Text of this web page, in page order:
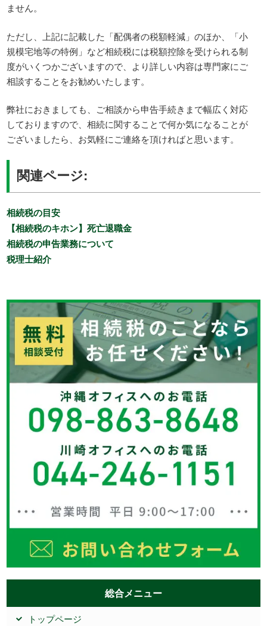
ません。
ただし、上記に記載した「配偶者の税額軽減」のほか、「小
規模宅地等の特例」など相続税には税額控除を受けられる制
度がいくつかございますので、より詳しい内容は専門家にご
相談することをお勧めいたします。
弊社におきましても、ご相談から申告手続きまで幅広く対応
しておりますので、相続に関することで何か気になることが
ございましたら、お気軽にご連絡を頂ければと思います。
関連ページ:
相続税の目安
【相続税のキホン】死亡退職金
相続税の申告業務について
税理士紹介
総合メニュー
トップページ